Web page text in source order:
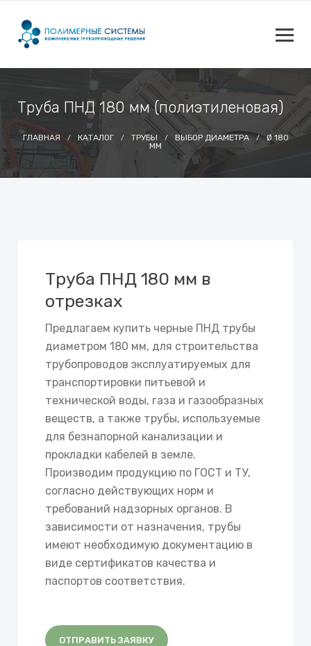
Труба ПНД 180 мм (полиэтиленовая)
ГЛАВНАЯ КАТАЛОГ ТРУБЫ ВЫБОР ДИАМЕТРА
Ø 180
ММ
Труба ПНД 180 мм в
отрезках
Предлагаем купить черные ПНД трубы
диаметром 180 мм, для строительства
трубопроводов эксплуатируемых для
транспортировки питьевой и
технической воды, газа и газообразных
веществ, а также трубы, используемые
для безнапорной канализации и
прокладки кабелей в земле.
Производим продукцию по ГОСТ и ТУ,
согласно действующих норм и
требований надзорных органов. В
зависимости от назначения, трубы
имеют необходимую документацию в
виде сертификатов качества и
паспортов соответствия.
ОТПРАВИТЬ ЗАЯВКУ